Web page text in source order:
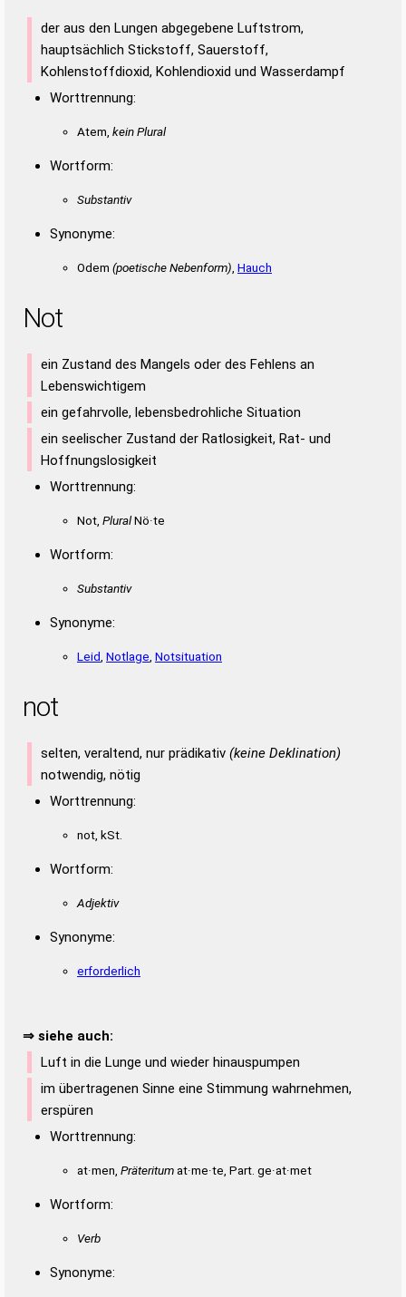
der aus den Lungen abgegebene Luftstrom,
hauptsächlich Stickstoff, Sauerstoff,
Kohlenstoffdioxid, Kohlendioxid und Wasserdampf
Worttrennung:
Atem, kein Plural
Wortform:
Substantiv
Synonyme:
Odem (poetische Nebenform) Hauch
Not
ein Zustand des Mangels oder des Fehlens an
Lebenswichtigem
ein gefahrvolle, lebensbedrohliche Situation
ein seelischer Zustand der Ratlosigkeit, Rat- und
Hoffnungslosigkeit
Worttrennung:
Not, PluralNö·te
Wortform:
Substantiv
Synonyme:
Leid Notlage Notsituation
not
selten, veraltend, nur prädikativ (keine Deklination)
notwendig, nötig
Worttrennung:
not, kSt.
Wortform:
Adjektiv
Synonyme:
erforderlich
⇒ siehe auch:
Luft in die Lunge und wieder hinauspumpen
im übertragenen Sinne eine Stimmung wahrnehmen,
erspüren
Worttrennung:
at·men, Präteritumat·me·te, Part. ge·at·met
Wortform:
Verb
Synonyme: